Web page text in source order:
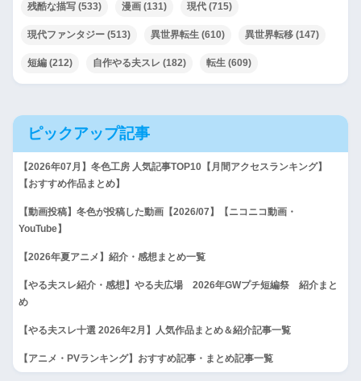
残酷な描写 (533) 漫画 (131) 現代 (715)
現代ファンタジー (513) 異世界転生 (610) 異世界転移 (147)
短編 (212) 自作やる夫スレ (182) 転生 (609)
ピックアップ記事
【2026年07月】冬色工房 人気記事TOP10【月間アクセスランキング】
【おすすめ作品まとめ】
【動画投稿】冬色が投稿した動画【2026/07】【ニコニコ動画・
YouTube】
【2026年夏アニメ】紹介・感想まとめ一覧
【やる夫スレ紹介・感想】やる夫広場 2026年GWプチ短編祭 紹介まと
め
【やる夫スレ十選 2026年2月】人気作品まとめ＆紹介記事一覧
【アニメ・PVランキング】おすすめ記事・まとめ記事一覧